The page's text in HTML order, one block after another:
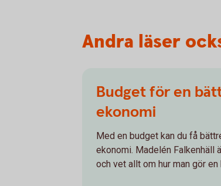
Andra läser
Budget för en
ekonomi
Med en budget kan du få
ekonomi. Madelén Falkenhäll
och vet allt om hur man gör en